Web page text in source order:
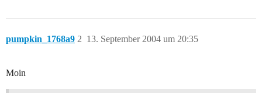
pumpkin_1768a9 13. September 2004 um 20:35
2
Moin